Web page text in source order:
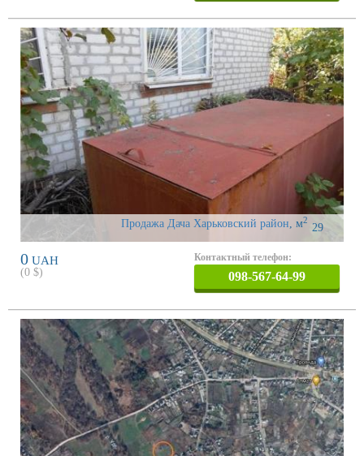
Продажа Дача Харьковский район 29
м2
0 UAH
(0 $)
Контактный телефон:
098-567-64-99